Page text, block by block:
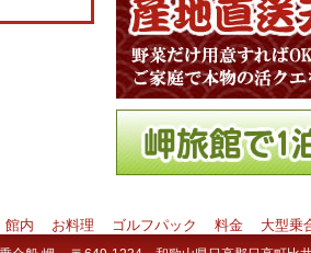
館内 お料理 ゴルフパック 料金 大型乗